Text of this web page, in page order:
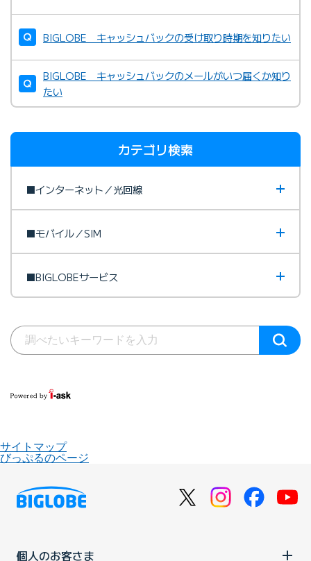
BIGLOBE キャッシュバックの受け取り時期を知りたい
BIGLOBE キャッシュバックのメールがいつ届くか知り
たい
カテゴリ検索
■インターネット／光回線
■モバイル／SIM
■BIGLOBEサービス
サイトマップ
びっぷるのページ
個人のお客さま